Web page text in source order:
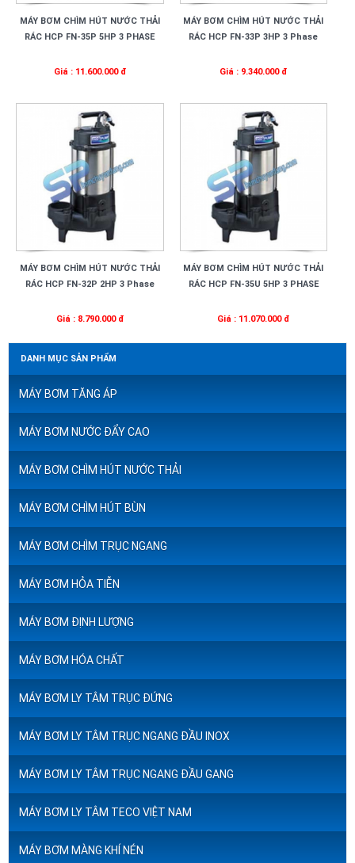
MÁY BƠM CHÌM HÚT NƯỚC THẢI
RÁC HCP FN-35P 5HP 3 PHASE
Giá : 11.600.000 đ
MÁY BƠM CHÌM HÚT NƯỚC THẢI
RÁC HCP FN-33P 3HP 3 Phase
Giá : 9.340.000 đ
MÁY BƠM CHÌM HÚT NƯỚC THẢI
RÁC HCP FN-32P 2HP 3 Phase
Giá : 8.790.000 đ
MÁY BƠM CHÌM HÚT NƯỚC THẢI
RÁC HCP FN-35U 5HP 3 PHASE
Giá : 11.070.000 đ
DANH MỤC SẢN PHẨM
MÁY BƠM TĂNG ÁP
MÁY BƠM NƯỚC ĐẨY CAO
MÁY BƠM CHÌM HÚT NƯỚC THẢI
MÁY BƠM CHÌM HÚT BÙN
MÁY BƠM CHÌM TRỤC NGANG
MÁY BƠM HỎA TIỄN
MÁY BƠM ĐỊNH LƯỢNG
MÁY BƠM HÓA CHẤT
MÁY BƠM LY TÂM TRỤC ĐỨNG
MÁY BƠM LY TÂM TRỤC NGANG ĐẦU INOX
MÁY BƠM LY TÂM TRỤC NGANG ĐẦU GANG
MÁY BƠM LY TÂM TECO VIỆT NAM
MÁY BƠM MÀNG KHÍ NÉN